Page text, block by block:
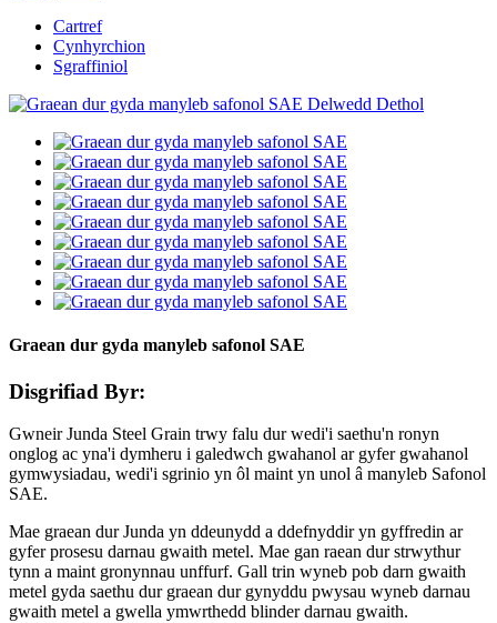
Cartref
Cynhyrchion
Sgraffiniol
Graean dur gyda manyleb safonol SAE
Disgrifiad Byr:
Gwneir Junda Steel Grain trwy falu dur wedi'i saethu'n ronyn
onglog ac yna'i dymheru i galedwch gwahanol ar gyfer gwahanol
gymwysiadau, wedi'i sgrinio yn ôl maint yn unol â manyleb Safonol
SAE.
Mae graean dur Junda yn ddeunydd a ddefnyddir yn gyffredin ar
gyfer prosesu darnau gwaith metel. Mae gan raean dur strwythur
tynn a maint gronynnau unffurf. Gall trin wyneb pob darn gwaith
metel gyda saethu dur graean dur gynyddu pwysau wyneb darnau
gwaith metel a gwella ymwrthedd blinder darnau gwaith.